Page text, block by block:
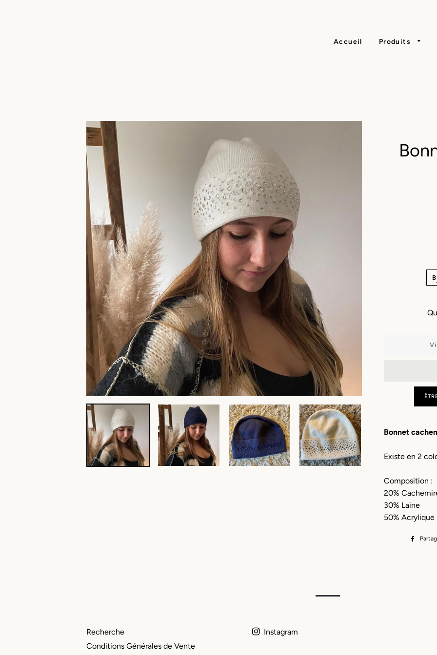
Accueil Produits
Bonnet
Existe en 2
Composition :
20%
30% Laine
50% Acrylique
Recherche
Conditions Générales de Vente
Instagram